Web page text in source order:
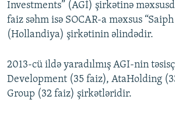
Investments” (AGİ) şirkətinə
faiz səhm isə SOCAR-a məxsus
(Hollandiya) şirkətinin əlindədir.
2013-cü ildə yaradılmış AGI-nin
Development (35 faiz), AtaHolding
Group (32 faiz) şirkətləridir.